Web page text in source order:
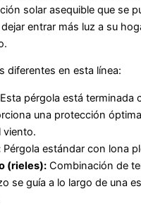
solar asequible que se
entrar más luz a su
diferentes en esta línea:
Esta pérgola está terminada
una protección
viento.
Pérgola estándar con lona
(rieles): Combinación de
se guía a lo largo de una